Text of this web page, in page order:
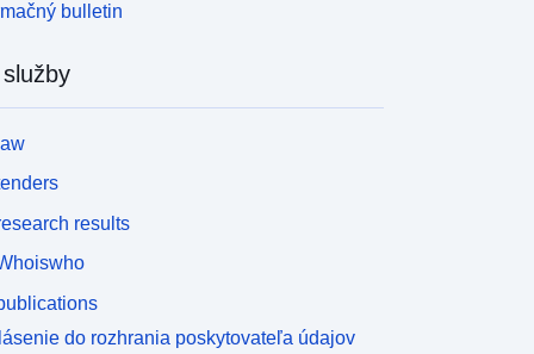
bulletin
results
do rozhrania poskytovateľa údajov